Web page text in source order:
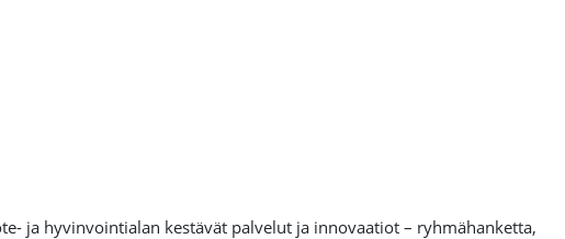
ja hyvinvointialan kestävät palvelut ja innovaatiot – ryhmähanketta,